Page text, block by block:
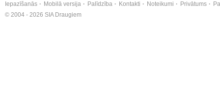
Iepazīšanās Mobilā versija Palīdzība Kontakti Noteikumi Privātums
© 2004 - 2026 SIA Draugiem